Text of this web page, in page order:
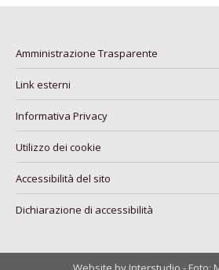
Amministrazione Trasparente
Link esterni
Informativa Privacy
Utilizzo dei cookie
Accessibilità del sito
Dichiarazione di accessibilità